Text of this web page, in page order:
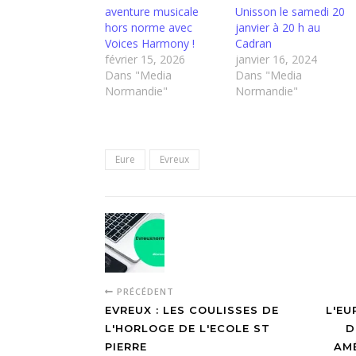
aventure musicale
hors norme avec
Voices Harmony !
février 15, 2026
Dans "Media
Normandie"
Unisson le samedi 20
janvier à 20 h au
Cadran
janvier 16, 2024
Dans "Media
Normandie"
Eure Evreux
PRÉCÉDENT
EVREUX : LES COULISSES DE
L'HORLOGE DE L'ECOLE ST
PIERRE